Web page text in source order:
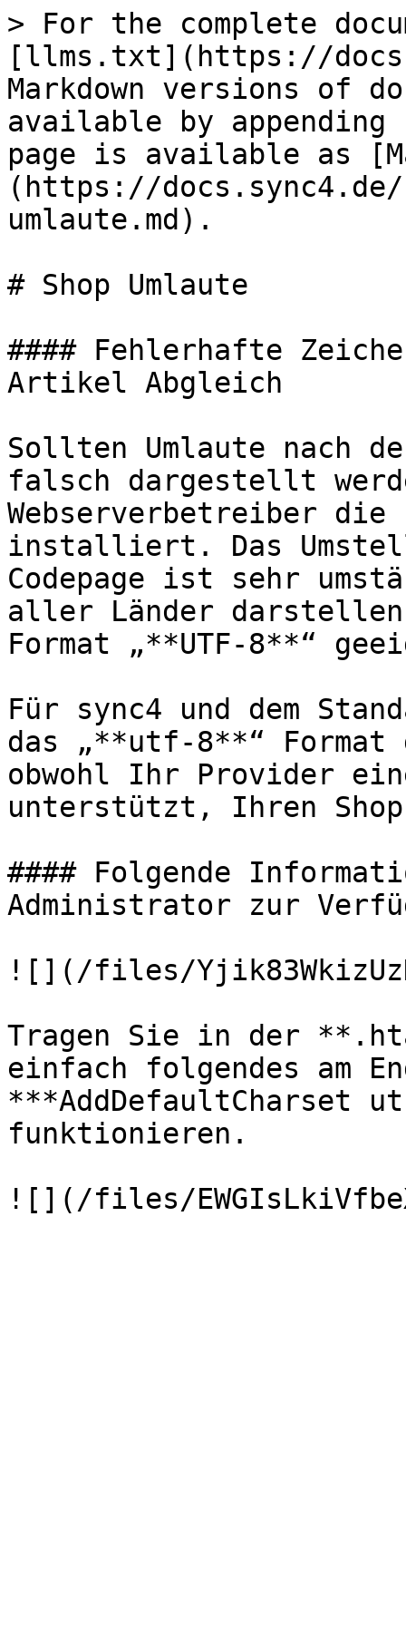
> For the complete
[llms.txt](https://
Markdown versions of
available by
page is available as
(https://
umlaute.md).
# Shop Umlaute
#### Fehlerhafte
Artikel Abgleich
Sollten Umlaute nach
falsch dargestellt
Webserverbetreiber die
installiert. Das
Codepage ist sehr
aller Länder
Format „**UTF-8**“
Für sync4 und dem
das „**utf-8**“ Format
obwohl Ihr Provider
unterstützt, Ihren
#### Folgende
Administrator zur
![](/files/
Tragen Sie in der
einfach folgendes am
***AddDefaultCharset
funktionieren.